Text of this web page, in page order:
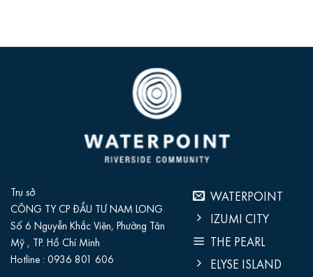
Trụ sở
CÔNG TY CP ĐẦU TƯ NAM LONG
Số 6 Nguyễn Khắc Viện, Phường Tân
Mỹ , TP. Hồ Chí Minh
Hotline : 0936 801 606‬
WATERPOINT
IZUMI CITY
THE PEARL
ELYSE ISLAND